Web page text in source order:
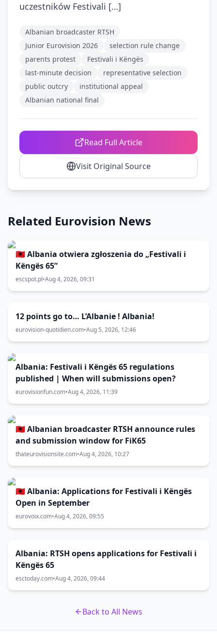
uczestników Festivali […]
Albanian broadcaster RTSH
Junior Eurovision 2026
selection rule change
parents protest
Festivali i Këngës
last-minute decision
representative selection
public outcry
institutional appeal
Albanian national final
Read Full Article
Visit Original Source
Related Eurovision News
🇦🇱 Albania otwiera zgłoszenia do „Festivali i
Këngës 65”
escspot.pl•Aug 4, 2026, 09:31
12 points go to… L’Albanie ! Albania!
eurovision-quotidien.com•Aug 5, 2026, 12:46
Albania: Festivali i Këngës 65 regulations
published | When will submissions open?
eurovisionfun.com•Aug 4, 2026, 11:39
🇦🇱 Albanian broadcaster RTSH announce rules
and submission window for FiK65
thateurovisionsite.com•Aug 4, 2026, 10:27
🇦🇱 Albania: Applications for Festivali i Këngës
Open in September
eurovoix.com•Aug 4, 2026, 09:55
Albania: RTSH opens applications for Festivali i
Këngës 65
esctoday.com•Aug 4, 2026, 09:44
Back to All News